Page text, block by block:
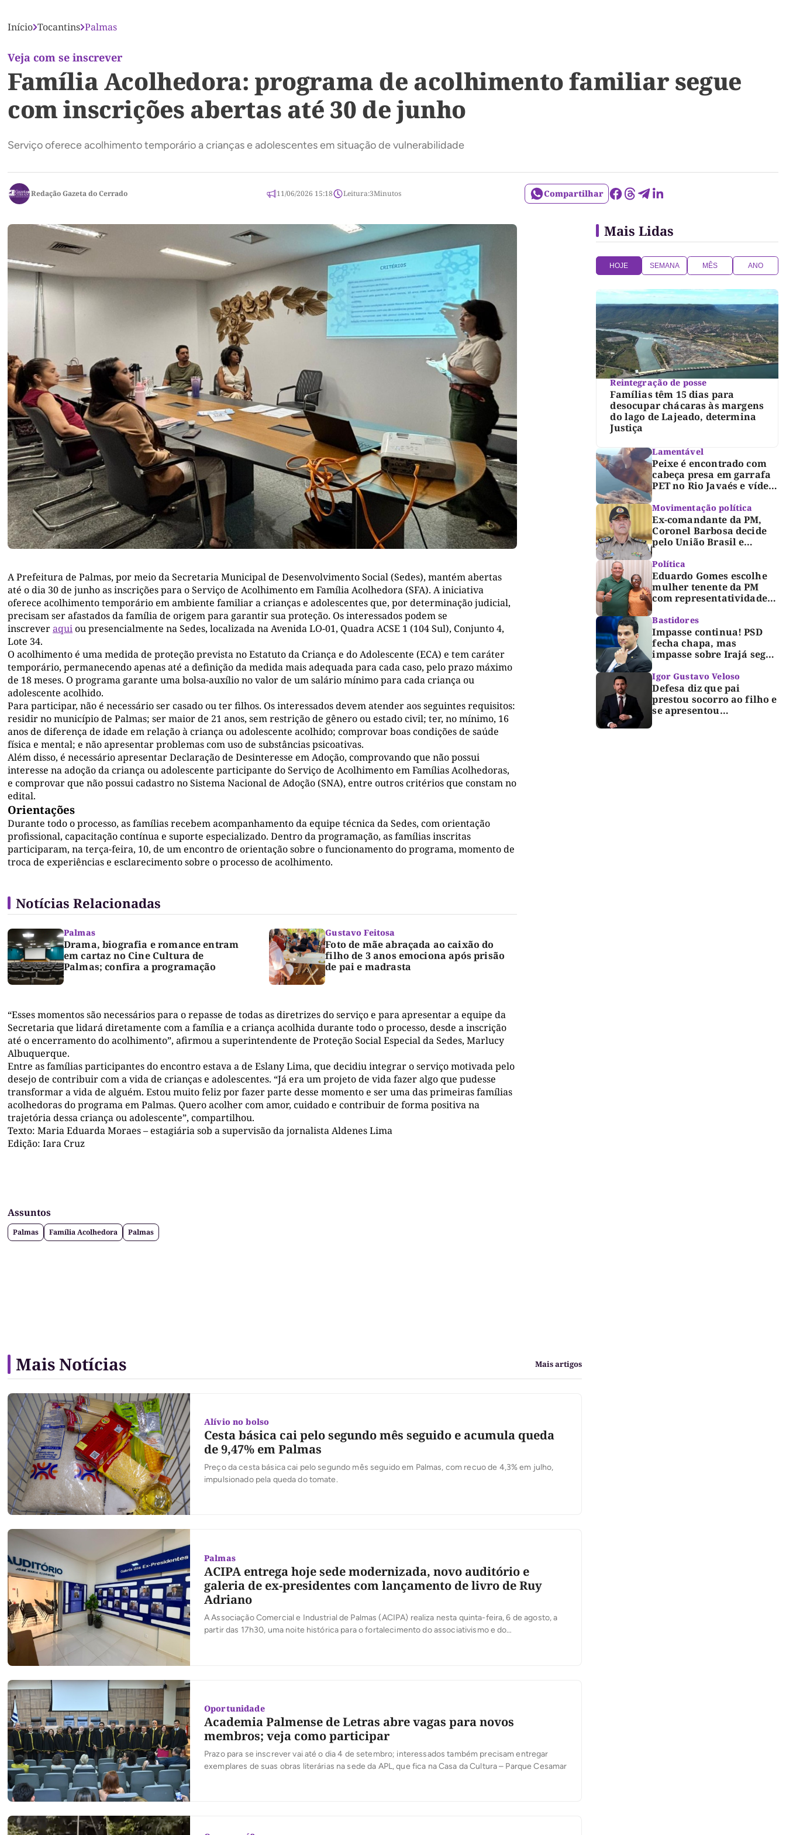
Início Tocantins Palmas
Veja com se inscrever
Família Acolhedora: programa de acolhimento familiar segue
com inscrições abertas até 30 de junho
Serviço oferece acolhimento temporário a crianças e adolescentes em situação de vulnerabilidade
Redação Gazeta do Cerrado 11/06/2026 15:18 Leitura:3Minutos Compartilhar
A Prefeitura de Palmas, por meio da Secretaria Municipal de Desenvolvimento Social (Sedes), mantém abertas
até o dia 30 de junho as inscrições para o Serviço de Acolhimento em Família Acolhedora (SFA). A iniciativa
oferece acolhimento temporário em ambiente familiar a crianças e adolescentes que, por determinação judicial,
precisam ser afastados da família de origem para garantir sua proteção. Os interessados podem se
inscreveraquiou presencialmente na Sedes, localizada na Avenida LO-01, Quadra ACSE 1 (104 Sul), Conjunto 4,
Lote 34.
O acolhimento é uma medida de proteção prevista no Estatuto da Criança e do Adolescente (ECA) e tem caráter
temporário, permanecendo apenas até a definição da medida mais adequada para cada caso, pelo prazo máximo
de 18 meses. O programa garante uma bolsa-auxílio no valor de um salário mínimo para cada criança ou
adolescente acolhido.
Para participar, não é necessário ser casado ou ter filhos. Os interessados devem atender aos seguintes requisitos:
residir no município de Palmas; ser maior de 21 anos, sem restrição de gênero ou estado civil; ter, no mínimo, 16
anos de diferença de idade em relação à criança ou adolescente acolhido; comprovar boas condições de saúde
física e mental; e não apresentar problemas com uso de substâncias psicoativas.
Além disso, é necessário apresentar Declaração de Desinteresse em Adoção, comprovando que não possui
interesse na adoção da criança ou adolescente participante do Serviço de Acolhimento em Famílias Acolhedoras,
e comprovar que não possui cadastro no Sistema Nacional de Adoção (SNA), entre outros critérios que constam no
edital.
Orientações
Durante todo o processo, as famílias recebem acompanhamento da equipe técnica da Sedes, com orientação
profissional, capacitação contínua e suporte especializado. Dentro da programação, as famílias inscritas
participaram, na terça-feira, 10, de um encontro de orientação sobre o funcionamento do programa, momento de
troca de experiências e esclarecimento sobre o processo de acolhimento.
Notícias Relacionadas
Palmas
Drama, biografia e romance entram
em cartaz no Cine Cultura de
Palmas; confira a programação
Gustavo Feitosa
Foto de mãe abraçada ao caixão do
filho de 3 anos emociona após prisão
de pai e madrasta
“Esses momentos são necessários para o repasse de todas as diretrizes do serviço e para apresentar a equipe da
Secretaria que lidará diretamente com a família e a criança acolhida durante todo o processo, desde a inscrição
até o encerramento do acolhimento”, afirmou a superintendente de Proteção Social Especial da Sedes, Marlucy
Albuquerque.
Entre as famílias participantes do encontro estava a de Eslany Lima, que decidiu integrar o serviço motivada pelo
desejo de contribuir com a vida de crianças e adolescentes. “Já era um projeto de vida fazer algo que pudesse
transformar a vida de alguém. Estou muito feliz por fazer parte desse momento e ser uma das primeiras famílias
acolhedoras do programa em Palmas. Quero acolher com amor, cuidado e contribuir de forma positiva na
trajetória dessa criança ou adolescente”, compartilhou.
Texto: Maria Eduarda Moraes – estagiária sob a supervisão da jornalista Aldenes Lima
Edição: Iara Cruz
Assuntos
Palmas Família Acolhedora Palmas
Mais Lidas
HOJE SEMANA MÊS ANO
Reintegração de posse
Famílias têm 15 dias para
desocupar chácaras às margens
do lago de Lajeado, determina
Justiça
Lamentável
Peixe é encontrado com
cabeça presa em garrafa
PET no Rio Javaés e vídeo
lixo nos rios
Movimentação política
Ex-comandante da PM,
Coronel Barbosa decide
pelo União Brasil e
Dorinha
Política
Eduardo Gomes escolhe
mulher tenente da PM
com representatividade e
para compor segunda
suplência ao Senado
Bastidores
Impasse continua! PSD
fecha chapa, mas
impasse sobre Irajá segue
TRE; Laurez diz que nome
dele não foi homologado
Igor Gustavo Veloso
Defesa diz que pai
prestou socorro ao filho e
se apresentou
Mais Notícias Mais artigos
Alívio no bolso
Cesta básica cai pelo segundo mês seguido e acumula queda
de 9,47% em Palmas
Preço da cesta básica cai pelo segundo mês seguido em Palmas, com recuo de 4,3% em julho,
impulsionado pela queda do tomate.
Palmas
ACIPA entrega hoje sede modernizada, novo auditório e
galeria de ex-presidentes com lançamento de livro de Ruy
Adriano
A Associação Comercial e Industrial de Palmas (ACIPA) realiza nesta quinta-feira, 6 de agosto, a
partir das 17h30, uma noite histórica para o fortalecimento do associativismo e do
Oportunidade
Academia Palmense de Letras abre vagas para novos
membros; veja como participar
Prazo para se inscrever vai até o dia 4 de setembro; interessados também precisam entregar
exemplares de suas obras literárias na sede da APL, que fica na Casa da Cultura – Parque Cesamar